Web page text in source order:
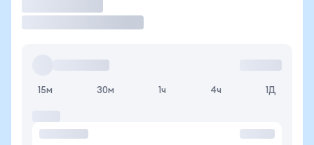
15м 30м 1ч 4ч 1Д